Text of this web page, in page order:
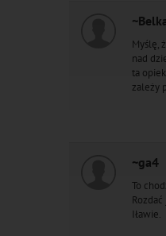
Myślę,
nad
ta
zależy
~ga4
To
Iławie.